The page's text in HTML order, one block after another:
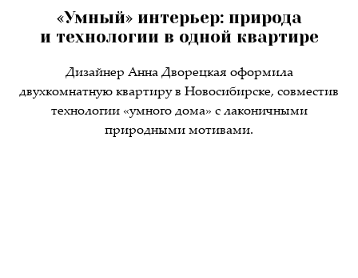
«Умный» интерьер: природа
и технологии в одной квартире
Дизайнер Анна Дворецкая оформила
двухкомнатную квартиру в Новосибирске, совместив
технологии «умного дома» с лаконичными
природными мотивами.